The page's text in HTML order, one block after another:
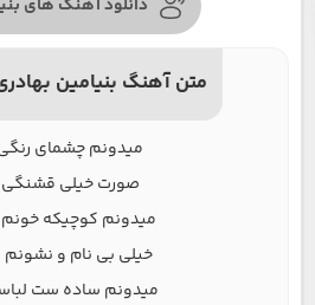
دانلود آهنگ های
متن آهنگ بنیامین
میدونم چشمای
صورت خیلی قشنگی
میدونم کوچیکه
خیلی بی نام و
میدونم ساده ست